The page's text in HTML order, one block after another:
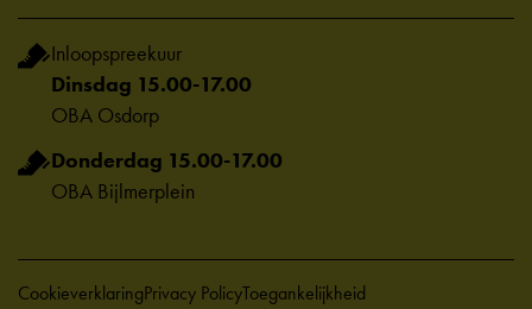
Inloopspreekuur
Dinsdag 15.00-17.00
OBA Osdorp
Donderdag 15.00-17.00
OBA Bijlmerplein
CookieverklaringPrivacy PolicyToegankelijkheid